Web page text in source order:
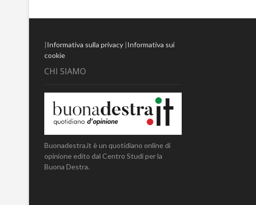
|Informativa sulla privacy |Informativa sui
cookie
CHI SIAMO
Buonadestra.it è un quotidiano online di
opinione edito dal Centro Studi per la
Buona Destra.